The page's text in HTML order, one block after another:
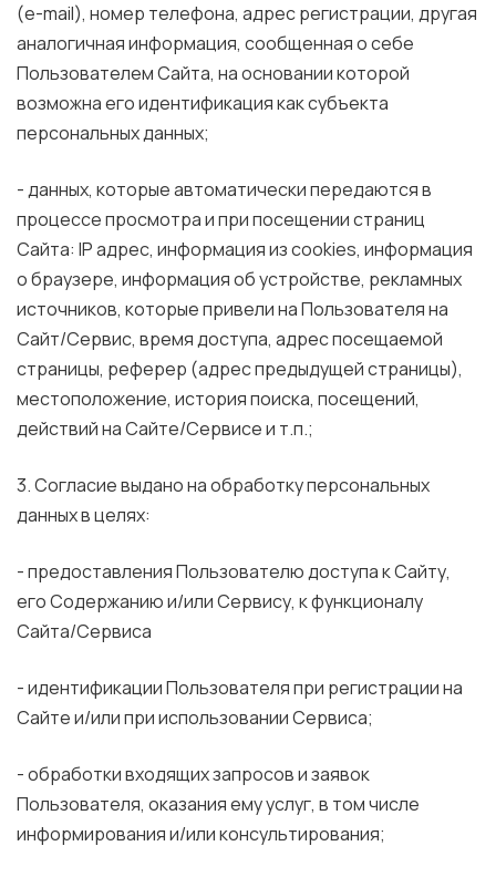
(e-mail), номер телефона, адрес регистрации, другая
аналогичная информация, сообщенная о себе
Пользователем Сайта, на основании которой
возможна его идентификация как субъекта
персональных данных;
- данных, которые автоматически передаются в
процессе просмотра и при посещении страниц
Сайта: IP адрес, информация из cookies, информация
о браузере, информация об устройстве, рекламных
источников, которые привели на Пользователя на
Сайт/Сервис, время доступа, адрес посещаемой
страницы, реферер (адрес предыдущей страницы),
местоположение, история поиска, посещений,
действий на Сайте/Сервисе и т.п.;
3. Согласие выдано на обработку персональных
данных в целях:
- предоставления Пользователю доступа к Сайту,
его Содержанию и/или Сервису, к функционалу
Сайта/Сервиса
- идентификации Пользователя при регистрации на
Сайте и/или при использовании Сервиса;
- обработки входящих запросов и заявок
Пользователя, оказания ему услуг, в том числе
информирования и/или консультирования;